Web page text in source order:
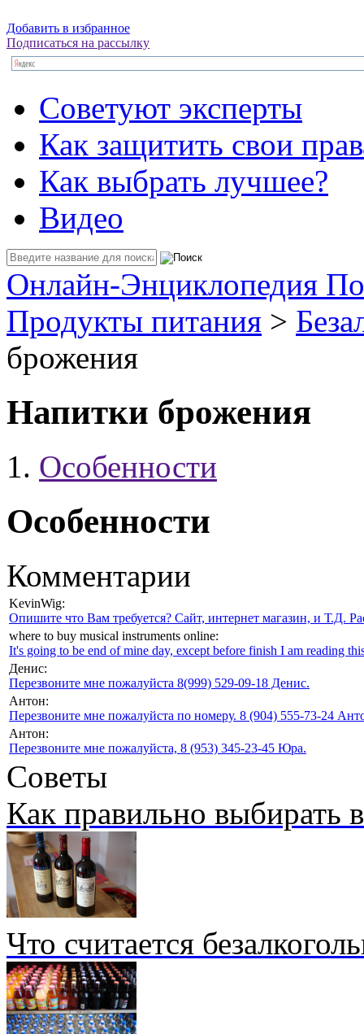
Добавить в избранное
Подписаться на рассылку
Советуют эксперты
Как защитить свои
Как выбрать лучшее?
Видео
Онлайн-Энциклопедия
Продукты питания >
брожения
Напитки брожения
Особенности
Особенности
Комментарии
KevinWig:
Опишите что Вам требуется? Сайт, интернет магазин, и Т.Д.
where to buy musical instruments online:
It's going to be end of mine day, except before finish I am reading
Денис:
Перезвоните мне пожалуйста 8(999) 529-09-18 Денис.
Антон:
Перезвоните мне пожалуйста по номеру. 8 (904) 555-73-24
Антон:
Перезвоните мне пожалуйста, 8 (953) 345-23-45 Юра.
Советы
Как правильно выбирать
Что считается